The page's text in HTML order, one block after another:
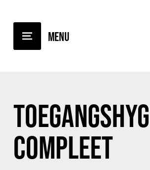
COMPLEET